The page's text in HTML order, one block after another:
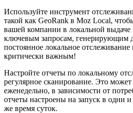
Используйте инструмент
такой как GeoRank в Moz Local,
вашей компании в локальной
ключевым запросам, генерирующим
постоянное локальное
критически важным!
Настройте отчеты по локальному
регулярное сканирование. Это
еженедельно, в зависимости от
отчеты настроены на запуск в одни
же время суток.